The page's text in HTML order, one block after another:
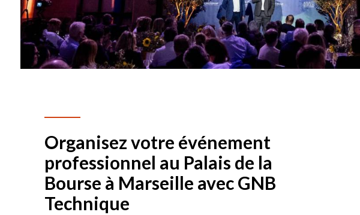
Organisez votre événement
professionnel au Palais de la
Bourse à Marseille avec GNB
Technique